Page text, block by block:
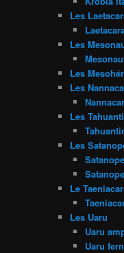
Les
Les
Les
Les
Les
Les
Le
Les Uaru
Uaru
Uaru